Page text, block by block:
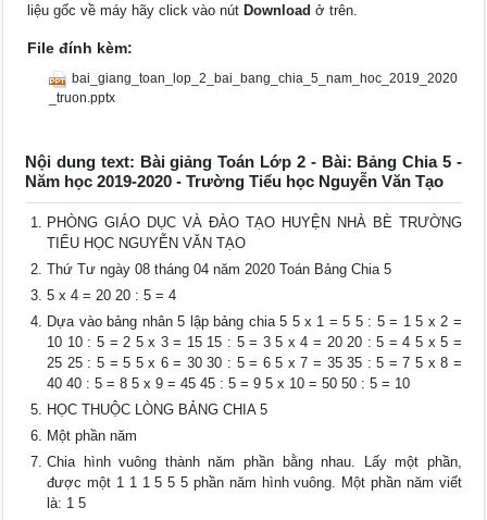
liệu gốc về máy hãy click vào nút Download ở trên.
File đính kèm:
bai_giang_toan_lop_2_bai_bang_chia_5_nam_hoc_2019_2020
_truon.pptx
Nội dung text: Bài giảng Toán Lớp 2 - Bài: Bảng Chia 5 -
Năm học 2019-2020 - Trường Tiểu học Nguyễn Văn Tạo
PHÒNG GIÁO DỤC VÀ ĐÀO TẠO HUYỆN NHÀ BÈ TRƯỜNG
TIỂU HỌC NGUYỄN VĂN TẠO
Thứ Tư ngày 08 tháng 04 năm 2020 Toán Bảng Chia 5
5 x 4 = 20 20 : 5 = 4
Dựa vào bảng nhân 5 lập bảng chia 5 5 x 1 = 5 5 : 5 = 1 5 x 2 =
10 10 : 5 = 2 5 x 3 = 15 15 : 5 = 3 5 x 4 = 20 20 : 5 = 4 5 x 5 =
25 25 : 5 = 5 5 x 6 = 30 30 : 5 = 6 5 x 7 = 35 35 : 5 = 7 5 x 8 =
40 40 : 5 = 8 5 x 9 = 45 45 : 5 = 9 5 x 10 = 50 50 : 5 = 10
HỌC THUỘC LÒNG BẢNG CHIA 5
Một phần năm
Chia hình vuông thành năm phần bằng nhau. Lấy một phần,
được một 1 1 1 5 5 5 phần năm hình vuông. Một phần năm viết
là: 1 5